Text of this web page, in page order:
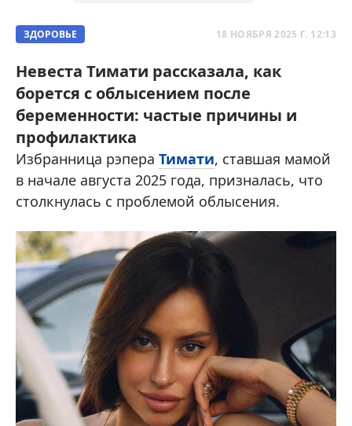
ЗДОРОВЬЕ 18 НОЯБРЯ 2025 Г. 12:13
Невеста Тимати рассказала, как
борется с облысением после
беременности: частые причины и
профилактика
Избранница рэпера Тимати, ставшая мамой
в начале августа 2025 года, призналась, что
столкнулась с проблемой облысения.